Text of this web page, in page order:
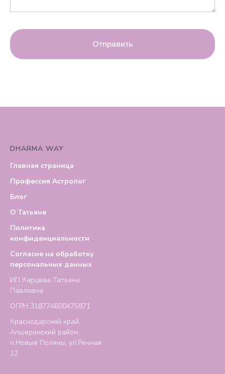
Отправить
DHARMA WAY
Главная страница
Профессия Астролог
Блог
О Татьяне
Политика
конфиденциальности
Согласие на обработку
персональных данных
ИП Карцева Татьяна
Павловна
ОГРН 318774600475871
Краснодарский край,
Апшеронский район,
п.Новые Поляны, ул.Речная
12